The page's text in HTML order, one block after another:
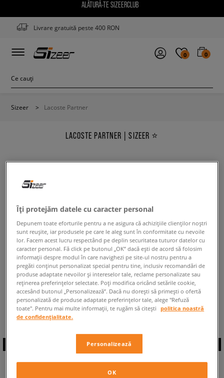
ALĂTURĂ-TE SIZEERCLUB
Livrare gratuită peste 400 RON
0 0
Sizeer > Lacoste Partner
LACOSTE PARTNER | SIZEER ⭐
puține filtre.
ÎNAPOI LA MAGAZIN
◾️ Sunt0produse din categoriaBărbați
Lacoste Partner ◾️
ABONEAZĂ-TE LA
Îți protejăm datele cu caracter personal
Depunem toate eforturile pentru a ne asigura că achizițiile clienților noștri
sunt reușite, iar produsele pe care le aleg sunt în conformitate cu nevoile
lor. Facem acest lucru respectând pe deplin securitatea tuturor datelor cu
caracter personal. Fă click pe butonul „OK” dacă ești de acord să folosim
informații despre modul în care navighezi pe site-ul nostru pentru a
pregăti conținut personalizat special pentru tine, inclusiv recomandări de
produse adaptate nevoilor și intereselor tale, reclame personalizate sau
reținerea preferințelor selectate. Poți modifica oricând setările cookie,
accesând butonul „Personalizează”. Dacă nu dorești să primești o ofertă
personalizată de produse adaptate preferințelor tale, alege "Refuză
toate". Pentru mai multe informații, te rugăm să citești
politica noastră
de confidențialitate.
Personalizează
OK